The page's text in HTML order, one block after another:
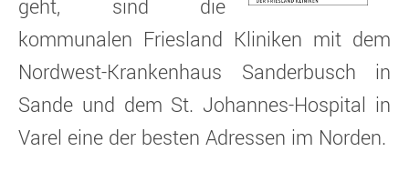
geht, sind die
kommunalen Friesland Kliniken mit dem
Nordwest-Krankenhaus Sanderbusch in
Sande und dem St. Johannes-Hospital in
Varel eine der besten Adressen im Norden.